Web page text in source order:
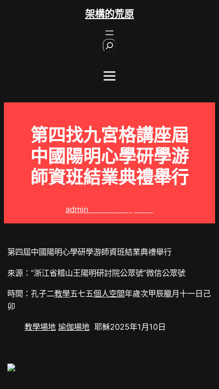
架構的荒原
第四找九宮格講座屆
中國陽明心學研學游
師資班結業典禮舉行
admin
第四屆中國陽明心學研學游師資班結業典禮舉行
來源：“浙江省稽山王陽明研討院公眾號”微信公眾號
時間：孔子二教學五七五個人空間年歲次甲辰臘月十一日己
卯
教學場地 瑜伽場地 耶穌2025年1月10日